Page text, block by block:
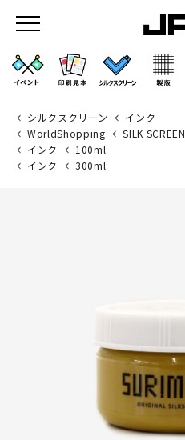
シルクスクリーン
インク
WorldShopping
SILK SCREEN
インク
100ml
インク
300ml